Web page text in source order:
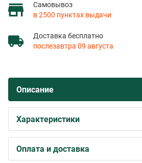
Самовывоз
в 2500 пунктах выдачи
Доставка бесплатно
послезавтра 09 августа
Описание
Характеристики
Оплата и доставка